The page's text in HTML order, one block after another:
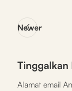
Newer
Tinggalkan
Alamat email